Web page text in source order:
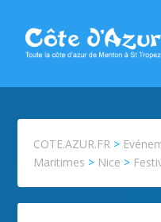
COTE.AZUR.FR >
Maritimes > Nice >